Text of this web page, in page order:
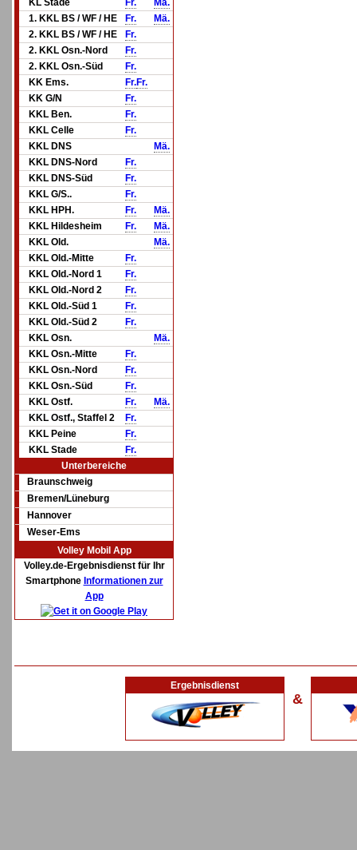
KL Stade Fr.
Mä.
1. KKL BS / WF / HE
Fr.
Mä.
2. KKL BS / WF / HE
Fr.
2. KKL Osn.-Nord
Fr.
2. KKL Osn.-Süd
Fr.
KK Ems.
Fr.Fr.
KK G/N
Fr.
KKL Ben.
Fr.
KKL Celle
Fr.
KKL DNS
Mä.
KKL DNS-Nord
Fr.
KKL DNS-Süd
Fr.
KKL G/S..
Fr.
KKL HPH.
Fr.
Mä.
KKL Hildesheim
Fr.
Mä.
KKL Old.
Mä.
KKL Old.-Mitte
Fr.
KKL Old.-Nord 1
Fr.
KKL Old.-Nord 2
Fr.
KKL Old.-Süd 1
Fr.
KKL Old.-Süd 2
Fr.
KKL Osn.
Mä.
KKL Osn.-Mitte
Fr.
KKL Osn.-Nord
Fr.
KKL Osn.-Süd
Fr.
KKL Ostf.
Fr.
Mä.
KKL Ostf., Staffel 2
Fr.
KKL Peine
Fr.
KKL Stade
Fr.
Unterbereiche
Braunschweig
Bremen/Lüneburg
Hannover
Weser-Ems
Volley Mobil App
Volley.de-Ergebnisdienst für Ihr
Smartphone Informationen zur
App
Ergebnisdienst
&